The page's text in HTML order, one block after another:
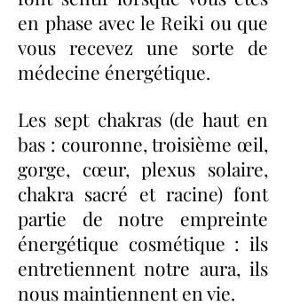
en phase avec le Reiki ou que
vous recevez une sorte de
médecine énergétique.
Les sept chakras (de haut en
bas : couronne, troisième œil,
gorge, cœur, plexus solaire,
chakra sacré et racine) font
partie de notre empreinte
énergétique cosmétique : ils
entretiennent notre aura, ils
nous maintiennent en vie.